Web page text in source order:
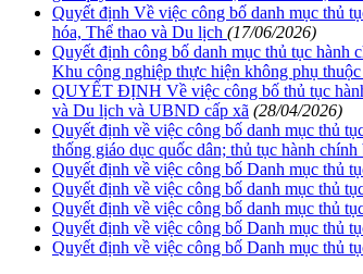
Quyết định Về việc công bố danh mục thủ
hóa, Thể thao và Du lịch (17/06/2026)
Quyết định công bố danh mục thủ tục hành
Khu công nghiệp thực hiện không phụ
QUYẾT ĐỊNH Về việc công bố thủ tục
và Du lịch và UBND cấp xã (28/04/2026)
Quyết định về việc công bố danh mục thủ
thống giáo dục quốc dân; thủ tục hành
Quyết định về việc công bố Danh mục thủ
Quyết định về việc công bố danh mục thủ
Quyết định về việc công bố danh mục thủ
Quyết định về việc công bố Danh mục thủ
Quyết định về việc công bố Danh mục thủ